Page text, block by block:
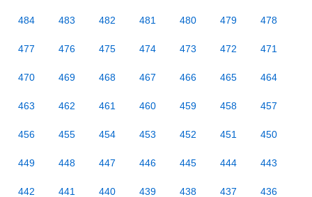
484 483 482 481 480 479 478
477 476 475 474 473 472 471
470 469 468 467 466 465 464
463 462 461 460 459 458 457
456 455 454 453 452 451 450
449 448 447 446 445 444 443
442 441 440 439 438 437 436